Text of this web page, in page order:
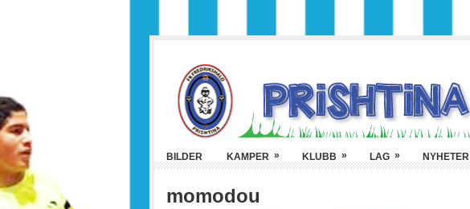
BILDER KAMPER » KLUBB » LAG » NYHETER
momodou